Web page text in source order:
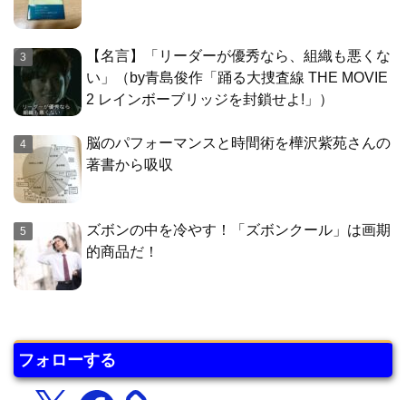
【名言】「リーダーが優秀なら、組織も悪くな
い」（by青島俊作「踊る大捜査線 THE MOVIE
2 レインボーブリッジを封鎖せよ!」）
脳のパフォーマンスと時間術を樺沢紫苑さんの
著書から吸収
ズボンの中を冷やす！「ズボンクール」は画期
的商品だ！
フォローする
X Facebook